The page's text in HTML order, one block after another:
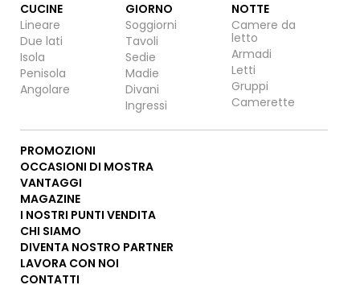
CUCINE
Lineare
Due lati
Isola
Penisola
Angolare
GIORNO
Soggiorni
Tavoli
Sedie
Madie
Divani
Ingressi
NOTTE
Camere da
letto
Armadi
Letti
Gruppi
Camerette
PROMOZIONI
OCCASIONI DI MOSTRA
VANTAGGI
MAGAZINE
I NOSTRI PUNTI VENDITA
CHI SIAMO
DIVENTA NOSTRO PARTNER
LAVORA CON NOI
CONTATTI